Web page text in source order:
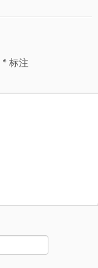
*标注